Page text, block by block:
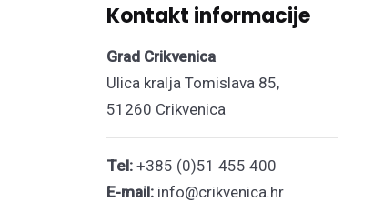
Kontakt informacije
Grad Crikvenica
Ulica kralja Tomislava 85,
51260 Crikvenica
Tel: +385 (0)51 455 400
E-mail: info@crikvenica.hr